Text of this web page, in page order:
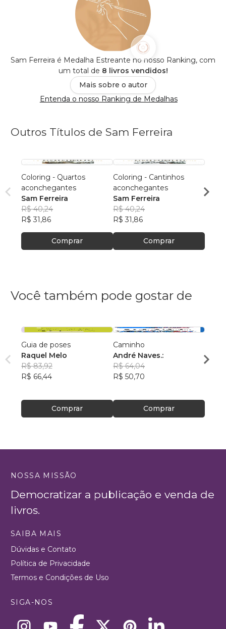
Sam Ferreira é Medalha Estreante no nosso Ranking, com
um total de 8 livros vendidos!
Mais sobre o autor
Entenda o nosso Ranking de Medalhas
Outros Títulos de Sam Ferreira
Coloring - Quartos
aconchegantes
Sam Ferreira
R$ 40,24
R$ 31,86
Comprar
Coloring - Cantinhos
aconchegantes
Sam Ferreira
R$ 40,24
R$ 31,86
Comprar
Sam
Você também pode gostar de
Guia de poses
Raquel Melo
R$ 83,92
R$ 66,44
Comprar
Caminho
André Naves.:
R$ 64,04
R$ 50,70
Comprar
NOSSA MISSÃO
Democratizar a publicação e venda de
livros.
SAIBA MAIS
Dúvidas e Contato
Política de Privacidade
Termos e Condições de Uso
SIGA-NOS